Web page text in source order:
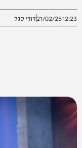
12:23
21/02/25דודי סגל